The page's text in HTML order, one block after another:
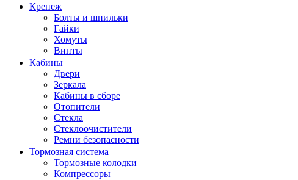
Крепеж
Болты и шпильки
Гайки
Хомуты
Винты
Кабины
Двери
Зеркала
Кабины в сборе
Отопители
Стекла
Стеклоочистители
Ремни безопасности
Тормозная система
Тормозные колодки
Компрессоры